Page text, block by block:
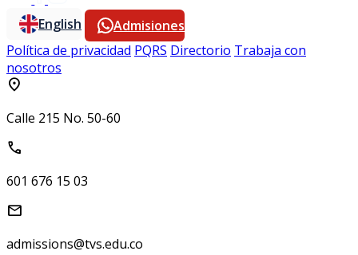
English
Admisiones
Política de privacidad PQRS Directorio Trabaja con
nosotros
location_on
Calle 215 No. 50-60
call
601 676 15 03
mail
admissions@tvs.edu.co